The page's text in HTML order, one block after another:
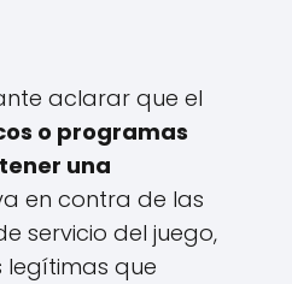
aclarar que el
o programas
una
en contra de las
servicio del juego,
legítimas que